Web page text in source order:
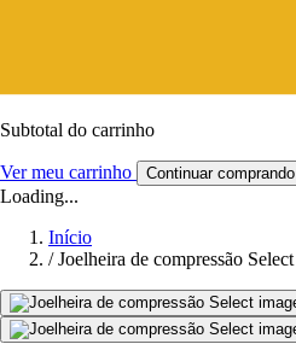
Subtotal do carrinho
Ver meu carrinho Continuar comprando
Loading...
Início
/ Joelheira de compressão Select